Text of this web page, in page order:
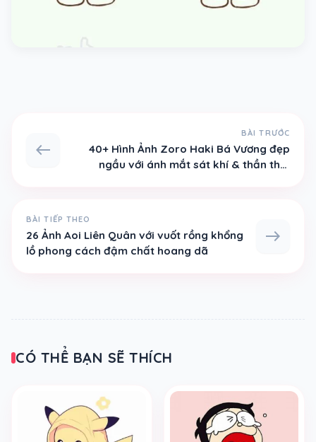
BÀI TRƯỚC
40+ Hình Ảnh Zoro Haki Bá Vương đẹp
ngầu với ánh mắt sát khí & thần thái
west
BÀI TIẾP THEO
26 Ảnh Aoi Liên Quân với vuốt rồng khổng
lồ phong cách đậm chất hoang dã
east
CÓ THỂ BẠN SẼ THÍCH